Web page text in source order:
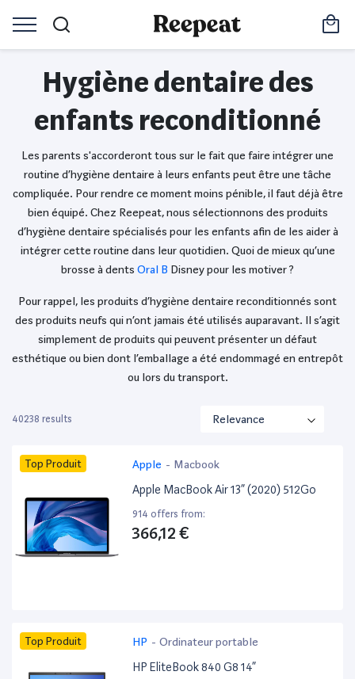
Hygiène dentaire des
enfants reconditionné
Les parents s'accorderont tous sur le fait que faire intégrer une
routine d’hygiène dentaire à leurs enfants peut être une tâche
compliquée. Pour rendre ce moment moins pénible, il faut déjà être
bien équipé. Chez Reepeat, nous sélectionnons des produits
d’hygiène dentaire spécialisés pour les enfants afin de les aider à
intégrer cette routine dans leur quotidien. Quoi de mieux qu’une
brosse à dents Oral B Disney pour les motiver ?
Pour rappel, les produits d’hygiène dentaire reconditionnés sont
des produits neufs qui n’ont jamais été utilisés auparavant. Il s’agit
simplement de produits qui peuvent présenter un défaut
esthétique ou bien dont l’emballage a été endommagé en entrepôt
ou lors du transport.
40238 results
Top Produit Apple - Macbook
Apple MacBook Air 13” (2020) 512Go
914 offers from:
366,12 €
Top Produit HP - Ordinateur portable
HP EliteBook 840 G8 14”